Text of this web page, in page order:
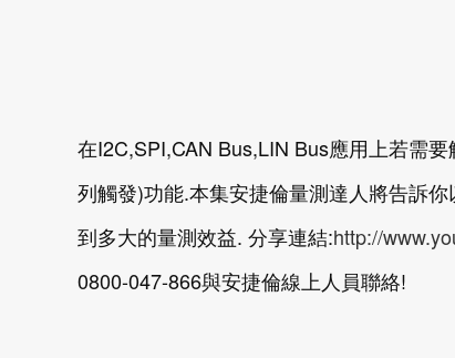
在I2C,SPI,CAN Bus,LIN Bus應用上若需
列觸發)功能.本集安捷倫量測達人將告訴
到多大的量測效益. 分享連結:http://
0800-047-866與安捷倫線上人員聯絡!